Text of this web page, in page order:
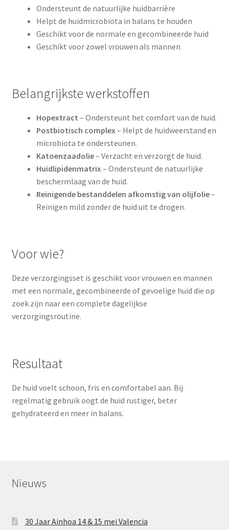
Ondersteunt de natuurlijke huidbarrière
Helpt de huidmicrobiota in balans te houden
Geschikt voor de normale en gecombineerde huid
Geschikt voor zowel vrouwen als mannen
Belangrijkste werkstoffen
Hopextract – Ondersteunt het comfort van de huid.
Postbiotisch complex– Helpt de huidweerstand en
microbiota te ondersteunen.
Katoenzaadolie– Verzacht en verzorgt de huid.
Huidlipidenmatrix– Ondersteunt de natuurlijke
beschermlaag van de huid.
Reinigende bestanddelen afkomstig van olijfolie–
Reinigen mild zonder de huid uit te drogen.
Voor wie?
Deze verzorgingsset is geschikt voor vrouwen en mannen
met een normale, gecombineerde of gevoelige huid die op
zoek zijn naar een complete dagelijkse
verzorgingsroutine.
Resultaat
De huid voelt schoon, fris en comfortabel aan. Bij
regelmatig gebruik oogt de huid rustiger, beter
gehydrateerd en meer in balans.
Nieuws
30 Jaar Ainhoa 14 & 15 mei Valencia